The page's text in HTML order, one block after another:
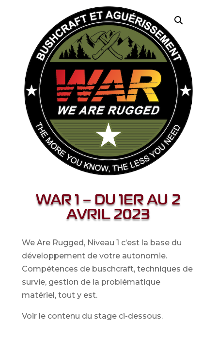
WAR 1 – DU 1ER AU 2
AVRIL 2023
We Are Rugged, Niveau 1 c’est la base du
développement de votre autonomie.
Compétences de buschcraft, techniques de
survie, gestion de la problématique
matériel, tout y est.
Voir le contenu du stage ci-dessous.